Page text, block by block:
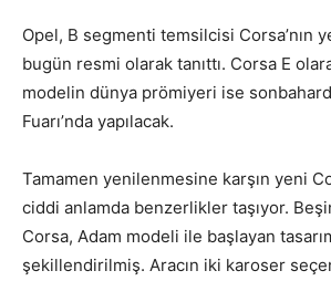
Opel, B segmenti temsilcisi Corsa’nın
bugün resmi olarak tanıttı. Corsa E
modelin dünya prömiyeri ise
Fuarı’nda yapılacak.
Tamamen yenilenmesine karşın yeni
ciddi anlamda benzerlikler taşıyor.
Corsa, Adam modeli ile başlayan
şekillendirilmiş. Aracın iki karoser